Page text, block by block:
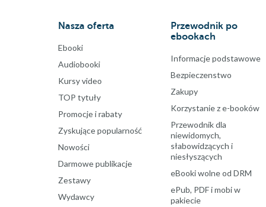
Nasza oferta
Ebooki
Audiobooki
Kursy video
TOP tytuły
Promocje i rabaty
Zyskujące popularność
Nowości
Darmowe publikacje
Zestawy
Wydawcy
Przewodnik po
ebookach
Informacje podstawowe
Bezpieczenstwo
Zakupy
Korzystanie z e-booków
Przewodnik dla
niewidomych,
słabowidzących i
niesłyszących
eBooki wolne od DRM
ePub, PDF i mobi w
pakiecie